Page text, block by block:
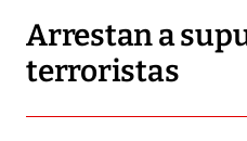
Arrestan a
terroristas